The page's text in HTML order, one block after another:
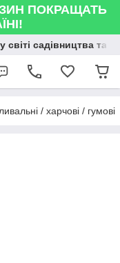
ПОКРАЩАТЬ
садівництва та
/ харчові / гумові